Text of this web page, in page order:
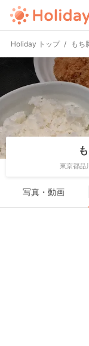
Holiday トップ もち
東京都品
写真・動画